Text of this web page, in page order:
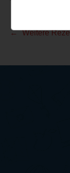
TEILEN
Weitere